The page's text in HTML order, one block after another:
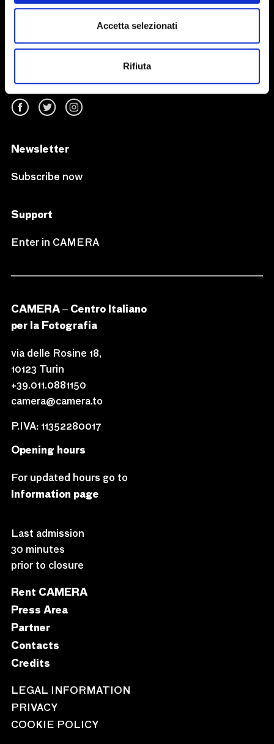
Accetta selezionati
Rifiuta
Newsletter
Subscribe now
Support
Enter in CAMERA
CAMERA – Centro Italiano
per la Fotografia
via delle Rosine 18,
10123 Turin
+39.011.0881150
camera@camera.to
P.IVA: 11352280017
Opening hours
For updated hours go to
Information page
Last admission
30 minutes
prior to closure
Rent CAMERA
Press Area
Partner
Contacts
Credits
LEGAL INFORMATION
PRIVACY
COOKIE POLICY